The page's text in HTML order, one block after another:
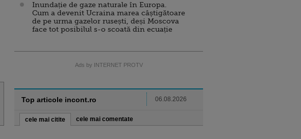
Inundație de gaze naturale în Europa.
Cum a devenit Ucraina marea câștigătoare
de pe urma gazelor rusești, deși Moscova
face tot posibilul s-o scoată din ecuație
Ads by INTERNET PROTV
Top articole incont.ro 06.08.2026
cele mai citite cele mai comentate